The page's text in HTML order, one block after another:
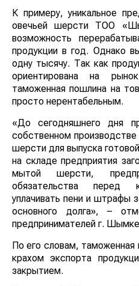
К примеру, уникальное
овечьей шерсти ТОО
возможность
продукции в год. Однако
одну тысячу. Так как
ориентирована на
таможенная пошлина на
просто нерентабельным.
«До сегодняшнего дня
собственном
шерсти для выпуска
на складе предприятия
мытой шерсти,
обязательства перед
уплачивать пени и штрафы
основного долга», –
предпринимателей г.
По его словам, таможенная
крахом экспорта
закрытием.